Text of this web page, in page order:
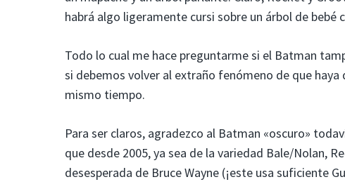
habrá algo ligeramente cursi sobre un árbol de bebé
Todo lo cual me hace preguntarme si el Batman
si debemos volver al extraño fenómeno de que
mismo tiempo.
Para ser claros, agradezco al Batman «oscuro»
que desde 2005, ya sea de la variedad Bale/Nolan,
desesperada de Bruce Wayne (¡este usa suficiente